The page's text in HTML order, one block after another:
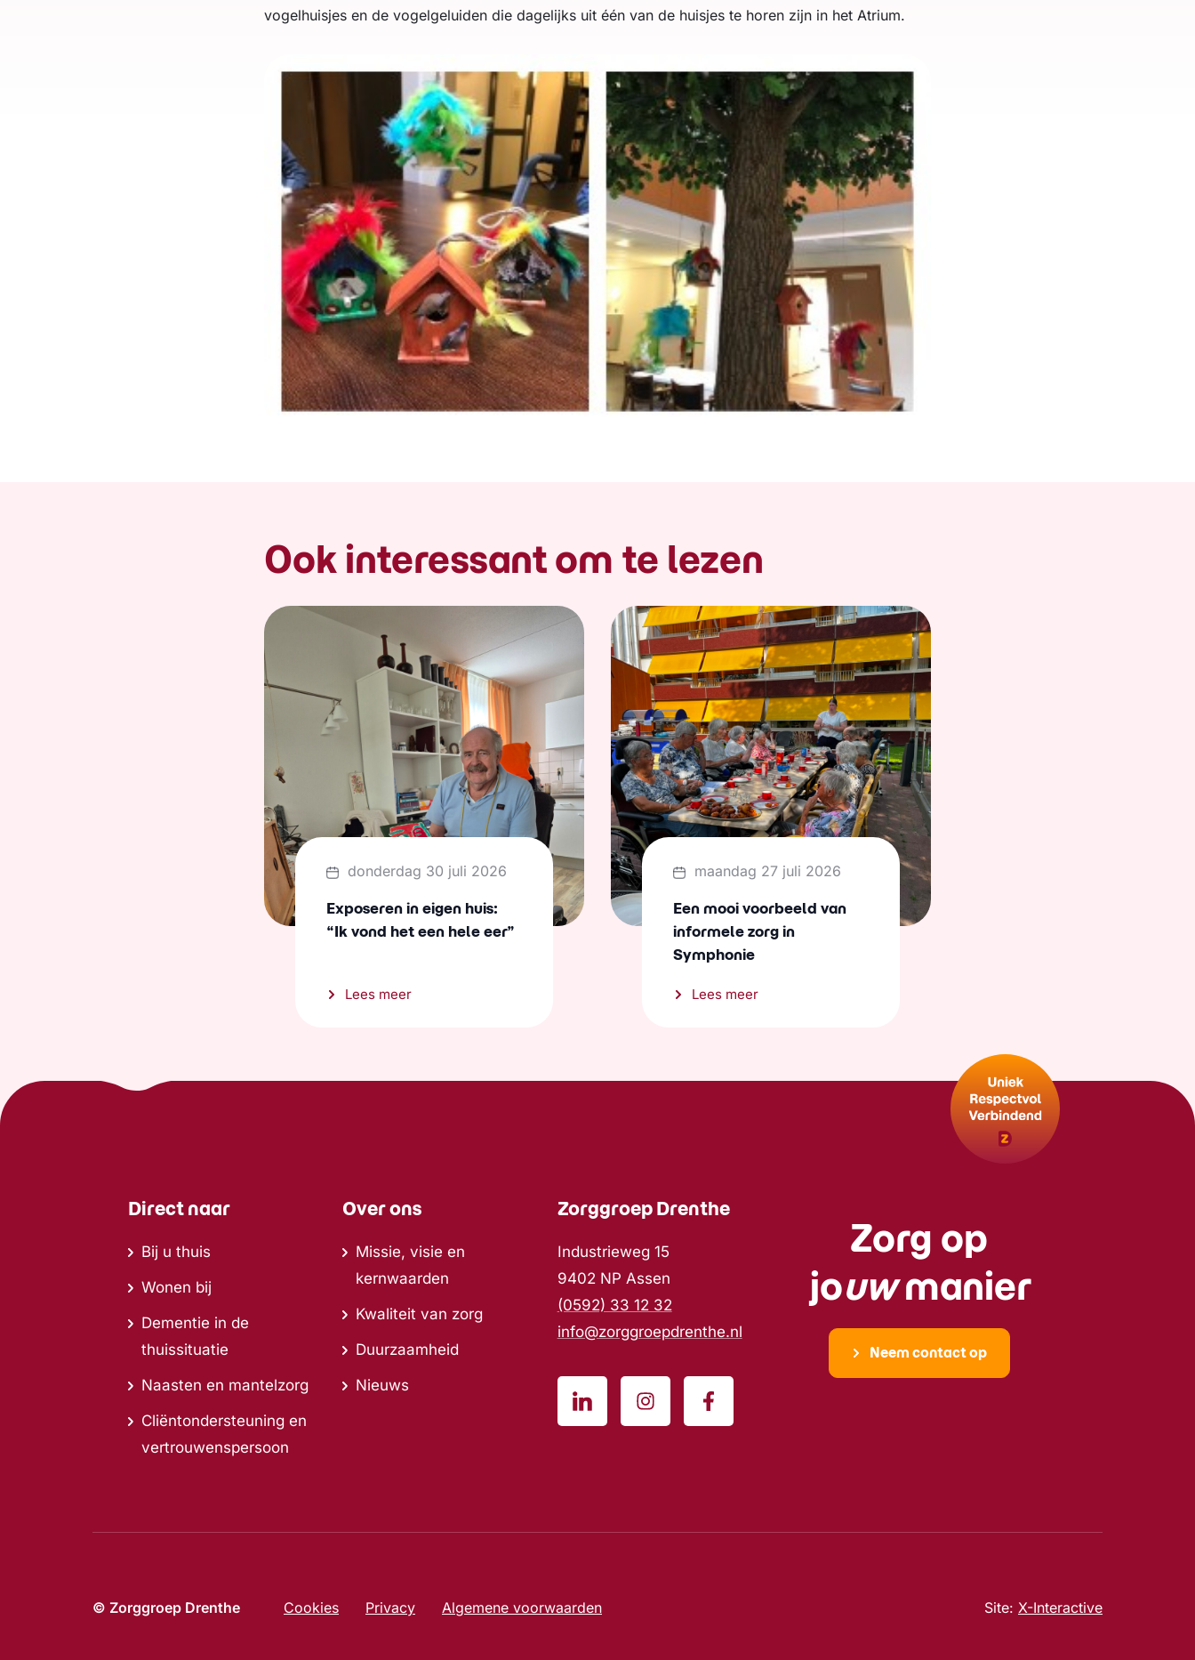
vogelhuisjes en de vogelgeluiden die dagelijks uit één van de huisjes te horen zijn in het Atrium.
Ook interessant om te lezen
donderdag 30 juli 2026
Exposeren in eigen huis:
“Ik vond het een hele eer”
Lees meer
maandag 27 juli 2026
Een mooi voorbeeld van
informele zorg in
Symphonie
Lees meer
Direct naar
Bij u thuis
Wonen bij
Dementie in de
thuissituatie
Naasten en mantelzorg
Cliëntondersteuning en
vertrouwenspersoon
Over ons
Missie, visie en
kernwaarden
Kwaliteit van zorg
Duurzaamheid
Nieuws
Zorggroep Drenthe
Industrieweg 15
9402 NP Assen
(0592) 33 12 32
info@zorggroepdrenthe.nl
Zorg op
jouwmanier
Neem contact op
© Zorggroep Drenthe Cookies Privacy Algemene voorwaarden Site: X-Interactive